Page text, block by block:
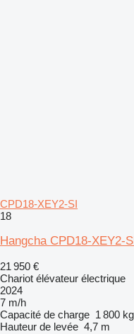
CPD18-XEY2-SI
18
Hangcha CPD18-XEY2-
21 950 €
Chariot élévateur électrique
2024
7 m/h
Capacité de charge 1 800 kg
Hauteur de levée 4,7 m